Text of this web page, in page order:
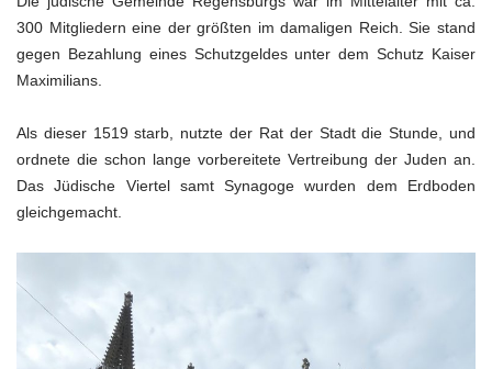
300 Mitgliedern eine der größten im damaligen Reich. Sie stand
gegen Bezahlung eines Schutzgeldes unter dem Schutz Kaiser
Maximilians.
Als dieser 1519 starb, nutzte der Rat der Stadt die Stunde, und
ordnete die schon lange vorbereitete Vertreibung der Juden an.
Das Jüdische Viertel samt Synagoge wurden dem Erdboden
gleichgemacht.